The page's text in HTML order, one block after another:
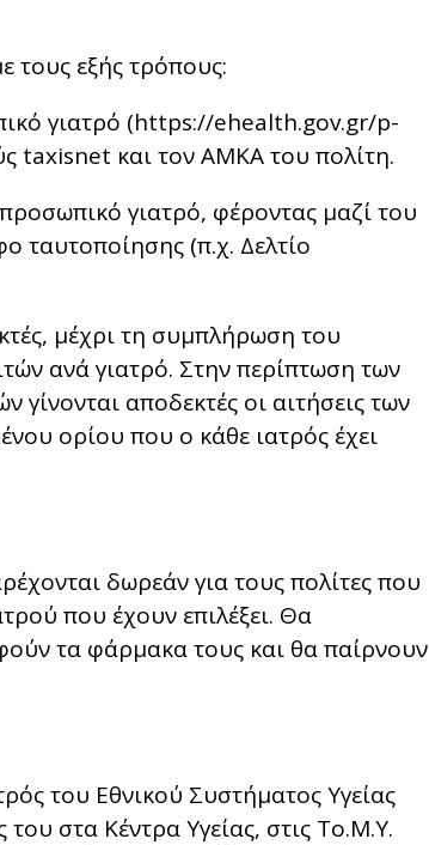
τους εξής τρόπους:
γιατρό (https://ehealth.gov.gr/p-
taxisnet και τον ΑΜΚΑ του πολίτη.
γιατρό, φέροντας μαζί του
ταυτοποίησης (π.χ. Δελτίο
μέχρι τη συμπλήρωση του
ανά γιατρό. Στην περίπτωση των
αποδεκτές οι αιτήσεις των
ορίου που ο κάθε ιατρός έχει
δωρεάν για τους πολίτες που
που έχουν επιλέξει. Θα
τα φάρμακα τους και θα παίρνουν
του Εθνικού Συστήματος Υγείας
του στα Κέντρα Υγείας, στις Το.Μ.Υ.